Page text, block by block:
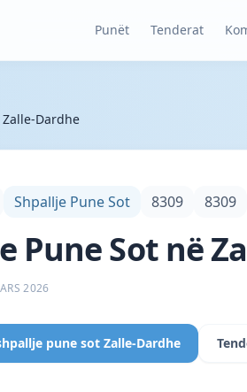
Punët Tenderat
Zalle-Dardhe
Shpallje Pune Sot 8309 8309
Pune Sot në
2026
pune sot Zalle-Dardhe